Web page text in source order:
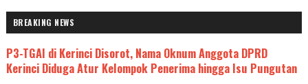
BREAKING NEWS
P3-TGAI di Kerinci Disorot, Nama Oknum Anggota DPRD
Kerinci Diduga Atur Kelompok Penerima hingga Isu Pungutan